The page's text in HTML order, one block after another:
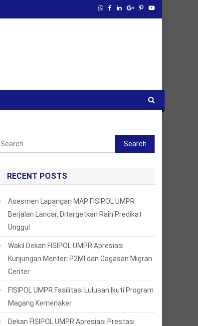
Search
for:
RECENT POSTS
Asesmen Lapangan MAP FISIPOL UMPR
Berjalan Lancar, Ditargetkan Raih Predikat
Unggul
Wakil Dekan FISIPOL UMPR Apresiasi
Kunjungan Menteri P2MI dan Gagasan Migran
Center
FISIPOL UMPR Fasilitasi Lulusan Ikuti Program
Magang Kemenaker
Dekan FISIPOL UMPR Apresiasi Prestasi